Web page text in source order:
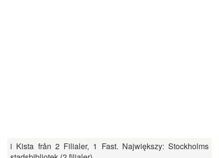
i Kista från 2 Filialer, 1 Fast. Największy: Stockholms